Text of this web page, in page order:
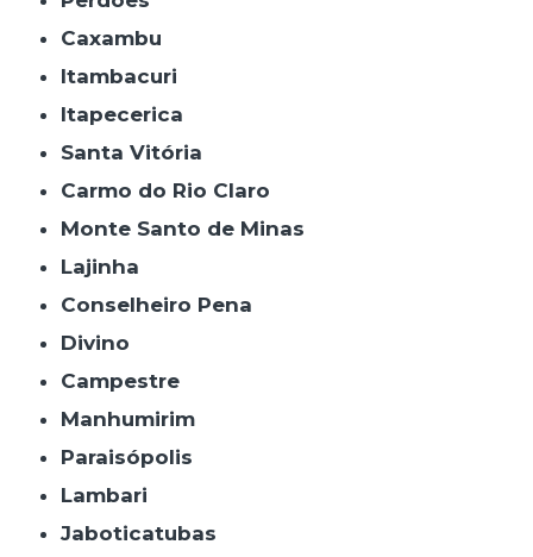
Caxambu
Itambacuri
Itapecerica
Santa Vitória
Carmo do Rio Claro
Monte Santo de Minas
Lajinha
Conselheiro Pena
Divino
Campestre
Manhumirim
Paraisópolis
Lambari
Jaboticatubas